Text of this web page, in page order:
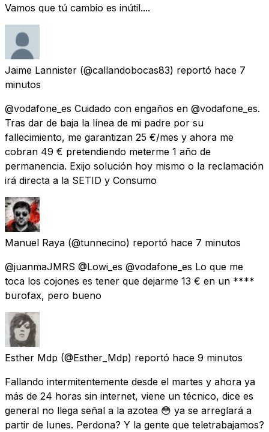
Vamos que tú cambio es inútil....
Jaime Lannister (@callandobocas83) reportó hace 7
minutos
@vodafone_es Cuidado con engaños en @vodafone_es.
Tras dar de baja la línea de mi padre por su
fallecimiento, me garantizan 25 €/mes y ahora me
cobran 49 € pretendiendo meterme 1 año de
permanencia. Exijo solución hoy mismo o la reclamación
irá directa a la SETID y Consumo
Manuel Raya (@tunnecino) reportó hace 7 minutos
@juanmaJMRS @Lowi_es @vodafone_es Lo que me
toca los cojones es tener que dejarme 13 € en un ****
burofax, pero bueno
Esther Mdp (@Esther_Mdp) reportó hace 9 minutos
Fallando intermitentemente desde el martes y ahora ya
más de 24 horas sin internet, viene un técnico, dice es
general no llega señal a la azotea 😳 ya se arreglará a
partir de lunes. Perdona? Y la gente que teletrabajamos?